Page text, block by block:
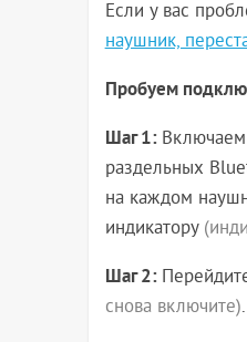
Если у вас
наушник,
Пробуем
Шаг 1:
раздельных
на каждом
индикатору
Шаг 2:
снова включите)